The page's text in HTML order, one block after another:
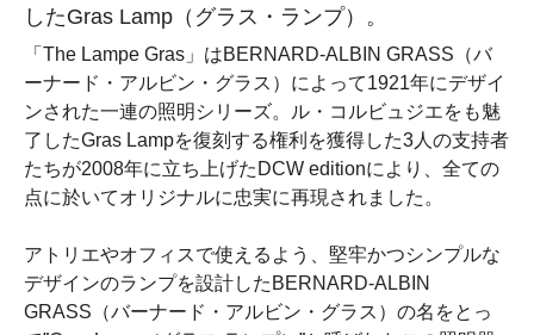
したGras Lamp（グラス・ランプ）。
「The Lampe Gras」はBERNARD-ALBIN GRASS（バ
ーナード・アルビン・グラス）によって1921年にデザイ
ンされた一連の照明シリーズ。ル・コルビュジエをも魅
了したGras Lampを復刻する権利を獲得した3人の支持者
たちが2008年に立ち上げたDCW editionにより、全ての
点に於いてオリジナルに忠実に再現されました。
アトリエやオフィスで使えるよう、堅牢かつシンプルな
デザインのランプを設計したBERNARD-ALBIN
GRASS（バーナード・アルビン・グラス）の名をとっ